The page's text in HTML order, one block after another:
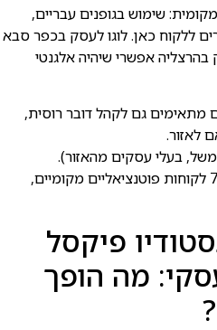
שימוש בגופנים עבריים,
ללקוח כאן. לוגו לעסק בכפר סבא
בהרצליה אפשרי שיהיה אלגנטי
מתאימים גם לקהל דובר רוסית,
לאזור.
בעלי עסקים מהאזור).
הטיפ שלי: עשו טסט לוגו מול 7-10 לקוחות פוטנציאליים מקומיים,
פיקסל
מה הופך